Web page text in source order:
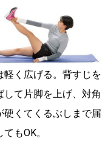
く広げる。背すじを
て片脚を上げ、対角
くてくるぶしまで届
もOK。